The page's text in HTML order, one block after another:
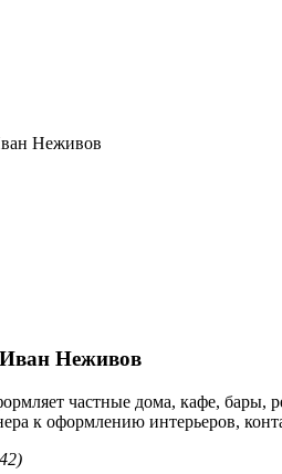
Неживов
Иван Неживов
частные дома, кафе,
к оформлению интерьеров,